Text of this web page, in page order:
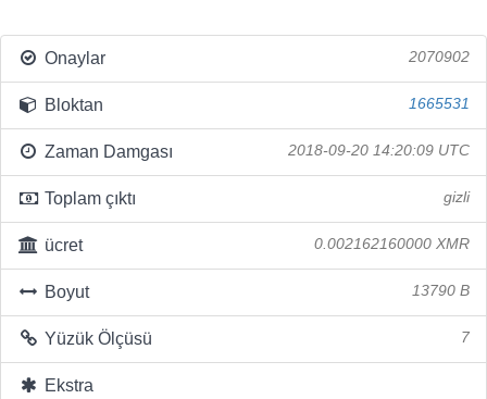
Onaylar 2070902
Bloktan 1665531
Zaman Damgası 2018-09-20 14:20:09 UTC
Toplam çıktı gizli
ücret 0.002162160000 XMR
Boyut 13790 B
Yüzük Ölçüsü 7
Ekstra